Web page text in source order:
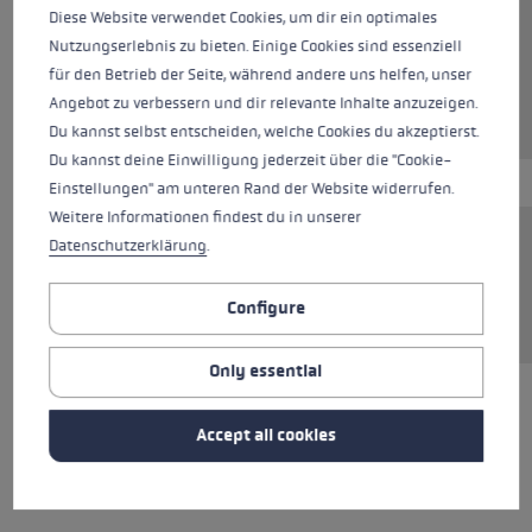
Colours black-bright red-neonyellow
The Thermo Drinkbelt is an insulating belt for
drinks that protects from freezing and keeps
drinks warm for up to four hours.
Diese Website verwendet Cookies, um dir ein optimales
Nutzungserlebnis zu bieten. Einige Cookies sind essenziell
für den Betrieb der Seite, während andere uns helfen, unser
Angebot zu verbessern und dir relevante Inhalte anzuzeigen.
Du kannst selbst entscheiden, welche Cookies du akzeptierst.
Du kannst deine Einwilligung jederzeit über die "Cookie-
Einstellungen" am unteren Rand der Website widerrufen.
Weitere Informationen findest du in unserer
Datenschutzerklärung.
Configure
Only essential
Accept all cookies